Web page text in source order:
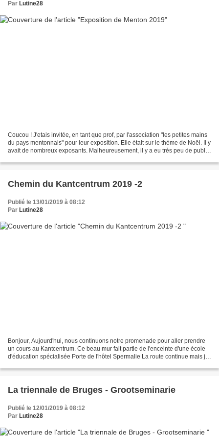
Par Lutine28
Coucou ! J'etais invitée, en tant que prof, par l'association "les petites mains
du pays mentonnais" pour leur exposition. Elle était sur le thème de Noël. Il y
avait de nombreux exposants. Malheureusement, il y a eu très peu de public,
Chemin du Kantcentrum 2019 -2
Publié le 13/01/2019 à 08:12
Par Lutine28
Bonjour, Aujourd'hui, nous continuons notre promenade pour aller prendre
un cours au Kantcentrum. Ce beau mur fait partie de l'enceinte d'une école
d'éducation spécialisée Porte de l'hôtel Spermalie La route continue mais je
La triennale de Bruges - Grootseminarie
Publié le 12/01/2019 à 08:12
Par Lutine28